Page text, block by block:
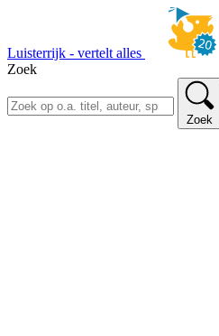
Luisterrijk - vertelt alles
Zoek
Zoek